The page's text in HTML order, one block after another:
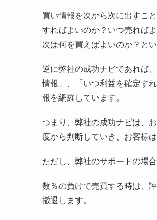
買い情報を次から次に出すこ
すればよいのか？いつ売れば
次は何を買えばよいのか？と
逆に弊社の成功ナビであれば
情報」、「いつ利益を確定す
報を網羅しています。
つまり、弊社の成功ナビは、
度から判断していき、お客様
ただし、弊社のサポートの場
数％の負けで売買する時は、
撤退します。